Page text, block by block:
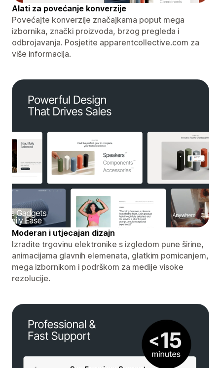
Alati za povećanje konverzije
Povećajte konverzije značajkama poput mega
izbornika, znački proizvoda, brzog pregleda i
odbrojavanja. Posjetite apparentcollective.com za
više informacija.
Moderan i utjecajan dizajn
Izradite trgovinu elektronike s izgledom pune širine,
animacijama glavnih elemenata, glatkim pomicanjem,
mega izbornikom i podrškom za medije visoke
rezolucije.